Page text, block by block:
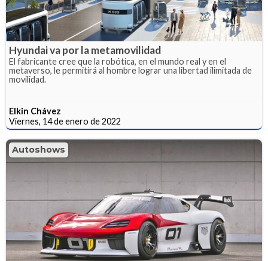
Hyundai va por la metamovilidad
El fabricante cree que la robótica, en el mundo real y en el
metaverso, le permitirá al hombre lograr una libertad ilimitada de
movilidad.
Elkin Chávez
Viernes, 14 de enero de 2022
Autoshows